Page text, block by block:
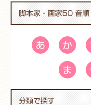
脚本家・画家50 音順
あ か
ま
分類で探す